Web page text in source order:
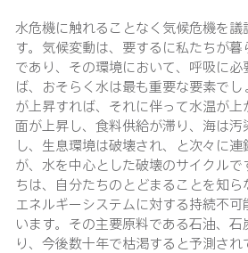
水危機に触れることなく気候危機を
す。気候変動は、要するに私たちが
であり、その環境において、呼吸に
ば、おそらく水は最も重要な要素で
が上昇すれば、それに伴って水温が
面が上昇し、食料供給が滞り、海は
し、生息環境は破壊され、と次々に
が、水を中心とした破壊のサイクル
ちは、自分たちのとどまることを知ら
エネルギーシステムに対する持続不
います。その主要原料である石油、石
り、今後数十年で枯渇すると予測され